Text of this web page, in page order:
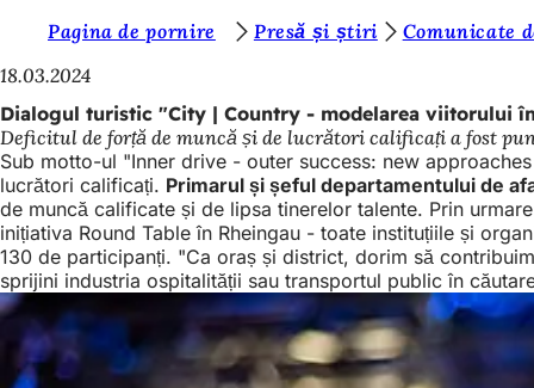
Salt la conținut
u
n
t
e
ț
i
a
Pagina de pornire Presă și știri
Comunicate
18.03.2024
Dialogul turistic "City | Country - modelarea viitorului
Deficitul de forță de muncă și de lucrători calificați a fost
Sub motto-ul "Inner drive - outer success: new
lucrători calificați. Primarul și șeful departamentului de
de muncă calificate și de lipsa tinerelor talente. Prin
inițiativa Round Table în Rheingau - toate instituțiile și
130 de participanți. "Ca oraș și district, dorim să
sprijini industria ospitalității sau transportul public în